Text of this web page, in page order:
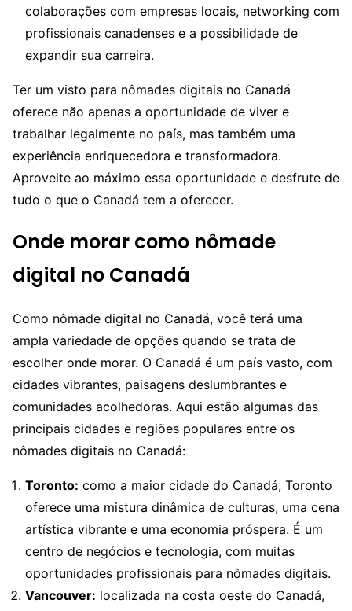
colaborações com empresas locais, networking com
profissionais canadenses e a possibilidade de
expandir sua carreira.
Ter um visto para nômades digitais no Canadá
oferece não apenas a oportunidade de viver e
trabalhar legalmente no país, mas também uma
experiência enriquecedora e transformadora.
Aproveite ao máximo essa oportunidade e desfrute de
tudo o que o Canadá tem a oferecer.
Onde morar como nômade
digital no Canadá
Como nômade digital no Canadá, você terá uma
ampla variedade de opções quando se trata de
escolher onde morar. O Canadá é um país vasto, com
cidades vibrantes, paisagens deslumbrantes e
comunidades acolhedoras. Aqui estão algumas das
principais cidades e regiões populares entre os
nômades digitais no Canadá:
Toronto: como a maior cidade do Canadá, Toronto
oferece uma mistura dinâmica de culturas, uma cena
artística vibrante e uma economia próspera. É um
centro de negócios e tecnologia, com muitas
oportunidades profissionais para nômades digitais.
Vancouver: localizada na costa oeste do Canadá,